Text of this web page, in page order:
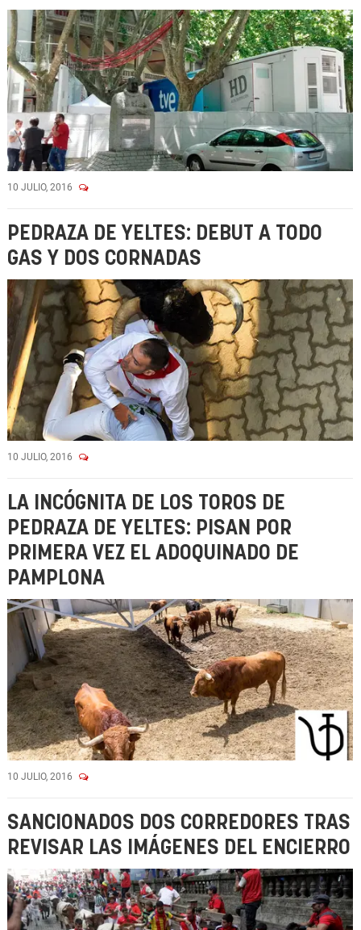
10 JULIO, 2016
PEDRAZA DE YELTES: DEBUT A TODO
GAS Y DOS CORNADAS
10 JULIO, 2016
LA INCÓGNITA DE LOS TOROS DE
PEDRAZA DE YELTES: PISAN POR
PRIMERA VEZ EL ADOQUINADO DE
PAMPLONA
10 JULIO, 2016
SANCIONADOS DOS CORREDORES TRAS
REVISAR LAS IMÁGENES DEL ENCIERRO